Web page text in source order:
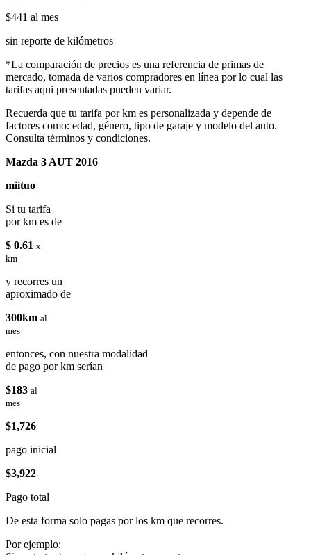
$441 al mes
sin reporte de kilómetros
*La comparación de precios es una referencia de primas de
mercado, tomada de varios compradores en línea por lo cual las
tarifas aqui presentadas pueden variar.
Recuerda que tu tarifa por km es personalizada y depende de
factores como: edad, género, tipo de garaje y modelo del auto.
Consulta términos y condiciones.
Mazda 3 AUT 2016
miituo
Si tu tarifa
por km es de
$ 0.61 x
km
y recorres un
aproximado de
300km al
mes
entonces, con nuestra modalidad
de pago por km serían
$183 al
mes
$1,726
pago inicial
$3,922
Pago total
De esta forma solo pagas por los km que recorres.
Por ejemplo: